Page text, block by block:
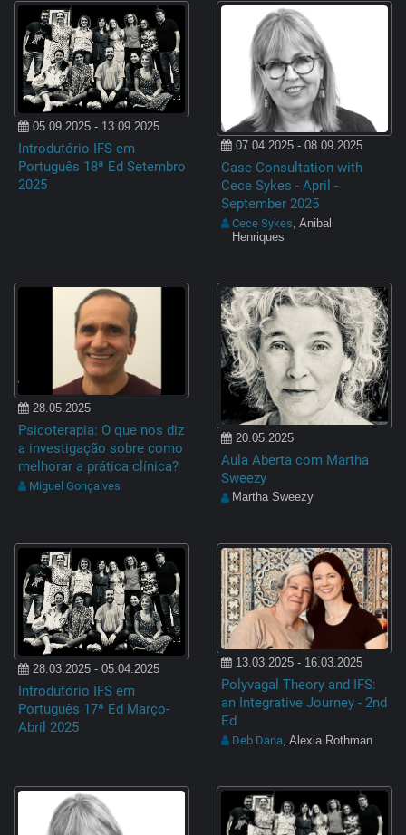
05.09.2025 - 13.09.2025
Introdutório IFS em
Português 18ª Ed Setembro
2025
07.04.2025 - 08.09.2025
Case Consultation with
Cece Sykes - April -
September 2025
Cece Sykes , Anibal
Henriques
28.05.2025
Psicoterapia: O que nos diz
a investigação sobre como
melhorar a prática clínica?
Miguel Gonçalves
20.05.2025
Aula Aberta com Martha
Sweezy
Martha Sweezy
28.03.2025 - 05.04.2025
Introdutório IFS em
Português 17ª Ed Março-
Abril 2025
13.03.2025 - 16.03.2025
Polyvagal Theory and IFS:
an Integrative Journey - 2nd
Ed
Deb Dana, Alexia Rothman